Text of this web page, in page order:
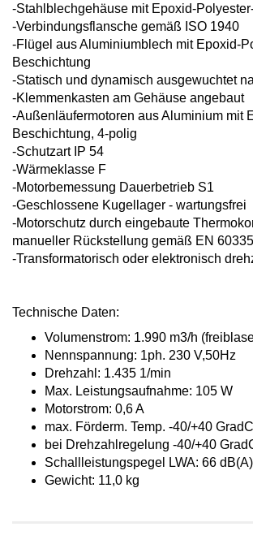
-Stahlblechgehäuse mit Epoxid-
-Verbindungsflansche gemäß ISO 1940
-Flügel aus Aluminiumblech mit Epoxid-
Beschichtung
-Statisch und dynamisch ausgewuchtet
-Klemmenkasten am Gehäuse angebaut
-Außenläufermotoren aus Aluminium mit
Beschichtung, 4-polig
-Schutzart IP 54
-Wärmeklasse F
-Motorbemessung Dauerbetrieb S1
-Geschlossene Kugellager - wartungsfrei
-Motorschutz durch eingebaute Thermo
manueller Rückstellung gemäß EN
-Transformatorisch oder elektronisch
Technische Daten:
Volumenstrom: 1.990 m3/h
Nennspannung: 1ph. 230 V,50Hz
Drehzahl: 1.435 1/min
Max. Leistungsaufnahme: 105 W
Motorstrom: 0,6 A
max. Förderm. Temp. -40/+40 GradC
bei Drehzahlregelung -40/+40
Schallleistungspegel LWA: 66 dB(A)
Gewicht: 11,0 kg